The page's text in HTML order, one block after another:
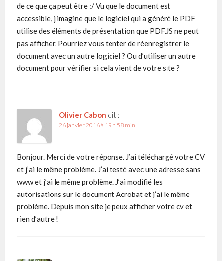
de ce que ça peut être :/ Vu que le document est
accessible, j’imagine que le logiciel qui a généré le PDF
utilise des éléments de présentation que PDF.JS ne peut
pas afficher. Pourriez vous tenter de réenregistrer le
document avec un autre logiciel ? Ou d’utiliser un autre
document pour vérifier si cela vient de votre site ?
Olivier Cabon dit :
26 janvier 2016 à 19 h 58 min
Bonjour. Merci de votre réponse. J’ai téléchargé votre CV
et j’ai le même problème. J’ai testé avec une adresse sans
www et j’ai le même problème. J’ai modifié les
autorisations sur le document Acrobat et j’ai le même
problème. Depuis mon site je peux afficher votre cv et
rien d’autre !